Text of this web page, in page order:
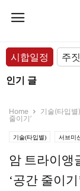
시합일정 주
인기 글
Home 기술(타입별)
줄이기’
기술(타입별) 서브미
암 트라이앵
‘공간 줄이기